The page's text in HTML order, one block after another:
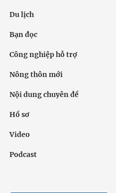
Du lịch
Bạn đọc
Công nghiệp hỗ trợ
Nông thôn mới
Nội dung chuyên đề
Hồ sơ
Video
Podcast